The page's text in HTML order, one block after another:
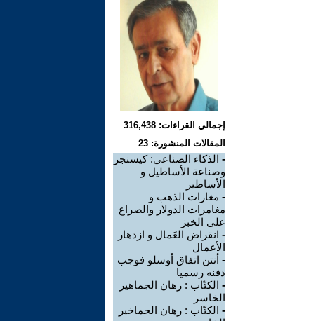
إجمالي القراءات: 316,438
المقالات المنشورة: 23
- الذكاء الصناعي: كيسنجر
وصناعة الأساطيل و
الأساطير
- مغارات الذهب و
مغامرات الدولار والصراع
على الخبز
- انقراض العَمال و ازدهار
الأعمال
- أنتن اتفاق أوسلو فوجب
دفنه رسميا
- الكتّاب : رهان الجماهير
الخاسر
- الكتّاب : رهان الجماخير